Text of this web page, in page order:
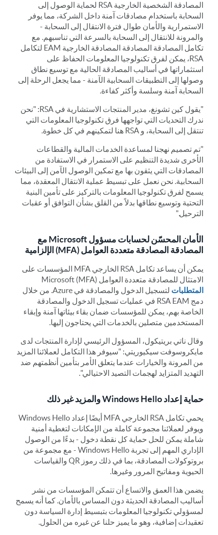
المصادقة الشخصية الخارجية RSA لحماية الوصول إلى
السحابة باستخدام مصادقات آمنة داخل الشركة، مما يوفر
الاستمرارية والأمان طوال فترة الانتقال إلى السحابة -
والمرونة للانتقال إلى السحابة بالسرعة التي تناسبهم. مع
تكامل المصادقة المصادقة المصادقة الخارجية EAM لتكامل
RSA، يمكن لفرق تكنولوجيا المعلومات الحفاظ على
استثماراتها في أساليب المصادقة الحالية مع توسيع نطاق
وصولها إلى التطبيقات السحابية الآمنة - مما يجعل الرحلة إلى
السحابة آمنة وسلسة وأكثر كفاءة.
"يقول كين تشونغ، مدير المنتجات الاستشارية في RSA: "نحن
ندرك التحديات التي تواجهها فرق تكنولوجيا المعلومات التي
تنتقل إلى السحابة، و RSA هنا لتمكينهم في كل خطوة.
"تم تصميم نهجنا لمساعدة الخدمات المالية والقطاعات
الأخرى شديدة التنظيم على الاستمرار في الاستفادة من
المصادقات التي يثقون بها مع تمكين الوصول الآمن إلى البيئات
السحابية. نحن نعمل على تبسيط عملية الانتقال المعقدة، مما
يسمح لفرق تكنولوجيا المعلومات بالتركيز على تأمين البنية
التحتية وتوسيع نطاقها بدلاً من القلق بشأن التوافق أو عقبات
الترحيل."
الأمان المحسّن لحسابات مسؤول Microsoft مع
المصادقة المصادقة متعددة العوامل (MFA) الإلزامية
يمكن أن يساعد تكامل RSA الخارجي MFA المؤسسات على
الامتثال للمصادقة متعددة العوامل (MFA) Microsoft
المتطلبات
لتسجيل الدخول والمصادقة في Azure. من خلال
دمج RSA EAM في عمليات تسجيل الدخول والمصادقة
الخاصة بهم، يمكن للمؤسسات ضمان بقاء بيئاتها آمنة وإبقاء
المستخدمين متصلين بالخدمات التي يحتاجون إليها.
وقال ناتي بريتيكول، المسؤول الرئيسي لإدارة المنتجات لدى
مايكروسوفت سيكيوريتي: "سيوفر هذا التكامل لعملائنا المزيد
من المرونة والخيارات عندما يتعلق الأمر بتأمين أنظمتهم ضد
التهديد المتزايد لهجمات التصيد الاحتيالي".
حماية إعداد Windows Hello والمزيد غير ذلك
يحمي تكامل RSA الخارجي MFA أيضًا إعداد Windows Hello
ويوفر لعملائنا مجموعة كاملة من الإمكانات لتغطية أمنية
شاملة يمكن للحل حماية كل نقطة دخول - بدءًا من الوصول
الإداري المهم إلى تجربة Windows Hello - مع مجموعة من
بروتوكولات المصادقة، بما في ذلك رموز QR والقياسات
الحيوية ومفاتيح المرور وغيرها.
يضمن هذا العمق والاتساع أن تتمكن المؤسسات من نشر
أساليب المصادقة الحديثة دون المساس بالأمان. كما أنه يسمح
لمسؤولي تكنولوجيا المعلومات بتبسيط إدارة السياسة دون
تعقيدات إضافية، وهو ما يميز حلنا عن غيره من الحلول.